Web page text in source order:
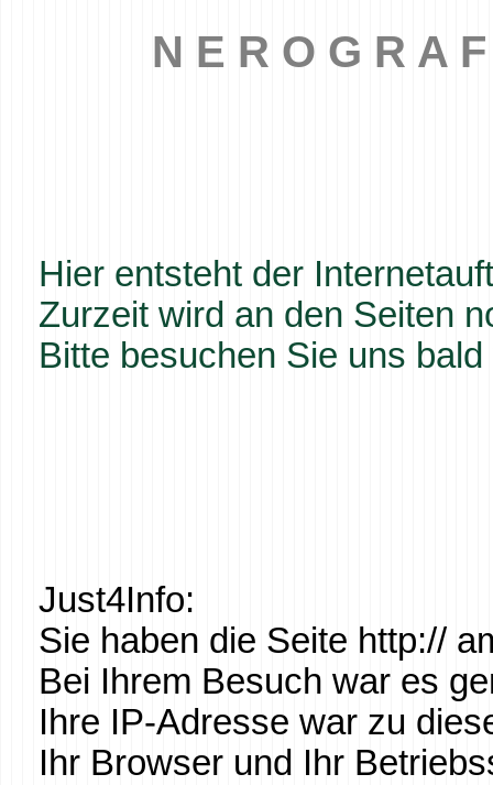
N E R O G R A
Hier entsteht der
Zurzeit wird an den Seiten
Bitte besuchen Sie uns bald
Just4Info:
Sie haben die Seite http://
Bei Ihrem Besuch war es
Ihre IP-Adresse war zu
Ihr Browser und Ihr